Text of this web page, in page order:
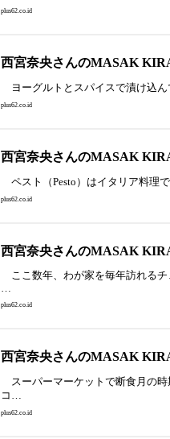
plus62.co.id
西宮奈央さんのMASAK
ヨーグルトとスパイスで漬け込
plus62.co.id
西宮奈央さんのMASAK
ペスト（Pesto）はイタリア料理
plus62.co.id
西宮奈央さんのMASAK
ここ数年、わが家を毎年訪れるチ
…
plus62.co.id
西宮奈央さんのMASAK
スーパーマーケットで断食月の時
コ…
plus62.co.id